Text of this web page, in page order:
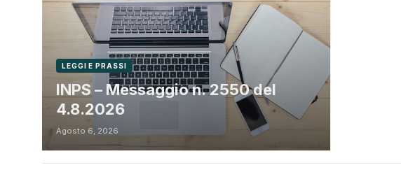
LEGGI E PRASSI
INPS – Messaggio n. 2550 del
4.8.2026
Agosto 6, 2026